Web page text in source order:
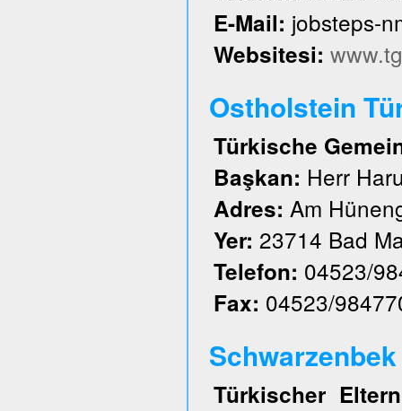
E-Mail: jobsteps-
Websitesi:
Ostholstein
Türkische
Başkan: Herr
Adres: Am
Yer: 23714 Bad
Telefon: 04523/
Fax: 04523/
Türkischer